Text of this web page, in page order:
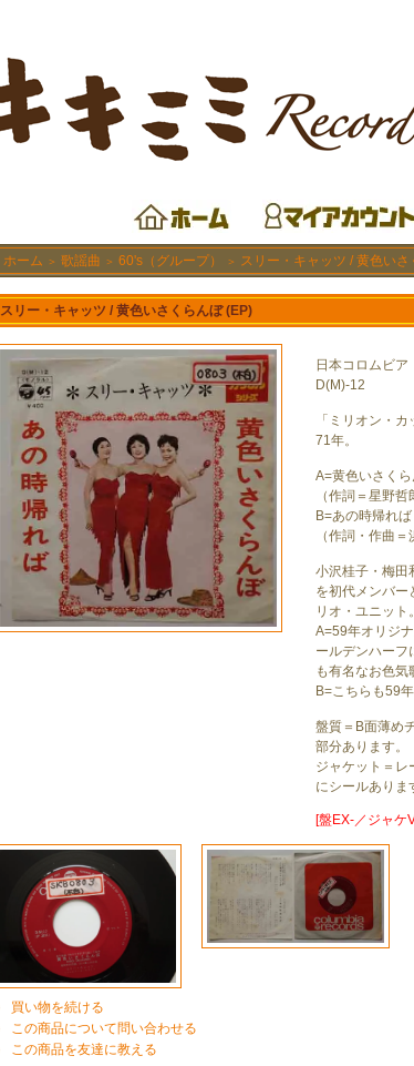
ホーム ＞ 歌謡曲 ＞ 60's（グループ） ＞ スリー・キャッツ / 黄色い
スリー・キャッツ / 黄色いさくらんぼ (EP)
日本コロムビア
D(M)-12
「ミリオン・カ
71年。
A=黄色いさく
（作詞＝星野
B=あの時帰れば
（作詞・作曲＝
小沢桂子・梅田
を初代メンバー
リオ・ユニット。
A=59年オリジ
ールデンハーフ
も有名なお色気
B=こちらも59
盤質＝B面薄め
部分あります。
ジャケット＝レ
にシールありま
[盤EX-／ジャケ
買い物を続ける
この商品について問い合わせる
この商品を友達に教える